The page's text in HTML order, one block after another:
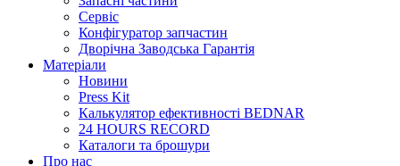
Сервіс
Конфігуратор запчастин
Дворічна Заводська Гарантія
Матеріали
Новини
Press Kit
Калькулятор ефективності BEDNAR
24 HOURS RECORD
Каталоги та брошури
Про нас